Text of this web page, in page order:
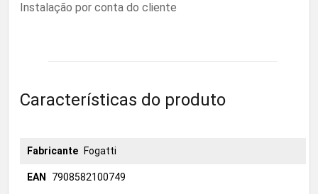
Instalação por conta do cliente
Características do produto
Fabricante Fogatti
EAN 7908582100749